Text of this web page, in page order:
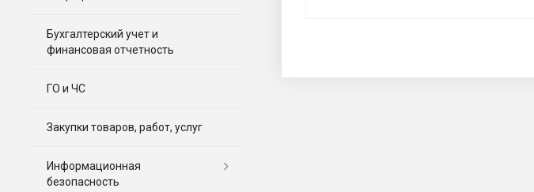
Бухгалтерский учет и
финансовая отчетность
ГО и ЧС
Закупки товаров, работ, услуг
Информационная
безопасность